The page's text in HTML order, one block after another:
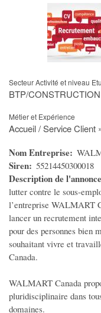
Offres Emploi
Offres de Formation
Offres de stage
Demande Emploi CV
Demande de stage
Travail Indépendant
MODE
Vêtements Femme
Vêtements Homme
Vêtements Enfant
Accessoires Bébé
Montres et Bijoux
Maroquinerie
Cosmétiques/Parfums
SERVICES
Femme de ménage
Secteur Activité et niveau
BTP/CONSTRUCTION
Métier et Expérience
Accueil / Service Client
Nom Entreprise
Siren 55214450300018
Description de l'annonce
lutter contre le sous-
l’entreprise WALMART
lancer un recrutement
pour des personnes bien
souhaitant vivre et
Canada.
WALMART Canada
pluridisciplinaire dans
domaines.